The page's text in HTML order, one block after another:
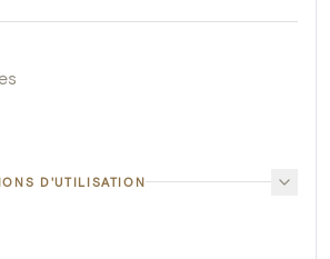
D'UTILISATION